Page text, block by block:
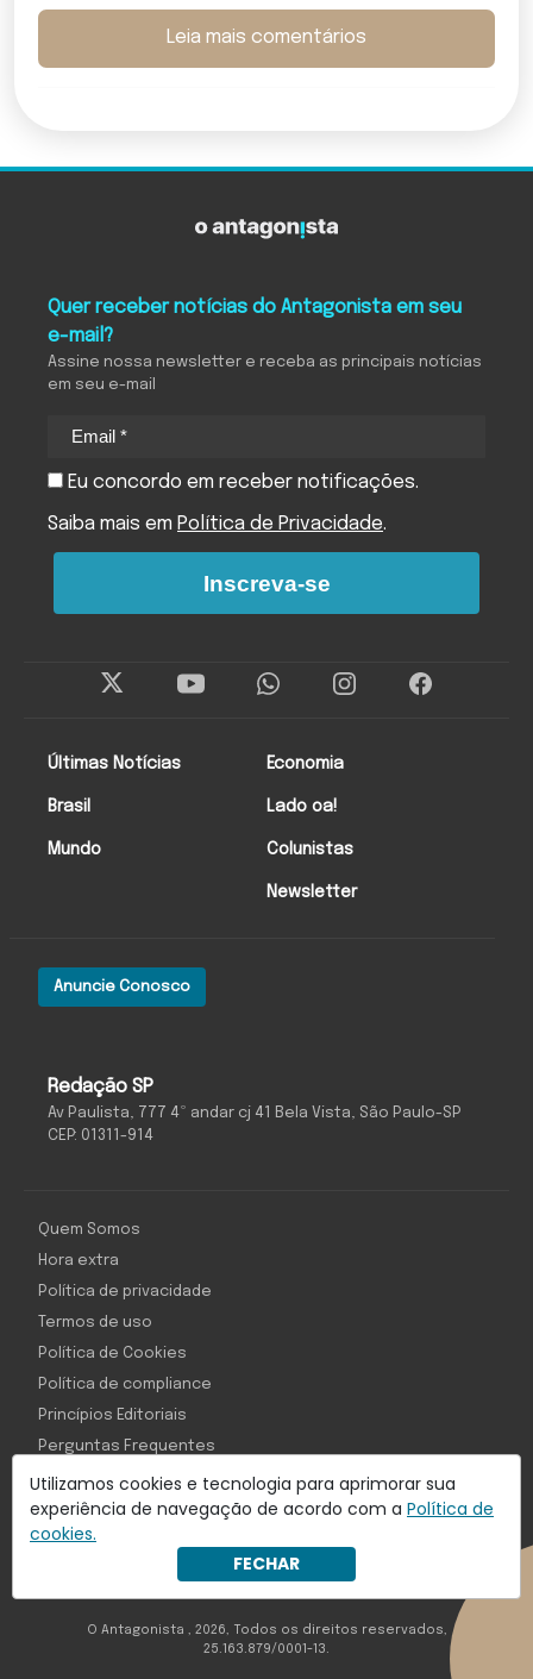
Leia mais comentários
Utilizamos cookies e tecnologia para aprimorar sua
experiência de navegação de acordo com a Política de
cookies.
FECHAR
Redação SP
Av Paulista, 777 4º andar cj 41 Bela Vista, São Paulo-SP
CEP: 01311-914
Anuncie Conosco
Últimas Notícias
Brasil
Mundo
Economia
Lado oa!
Colunistas
Newsletter
Quer receber notícias do Antagonista em seu
e-mail?
Assine nossa newsletter e receba as principais notícias
em seu e-mail
Eu concordo em receber notificações.
Saiba mais em Política de Privacidade.
Inscreva-se
Com inteligência e tecnologia:
Object1ve - Marketing Solution
Quem Somos
Hora extra
Política de privacidade
Termos de uso
Política de Cookies
Política de compliance
Princípios Editoriais
Perguntas Frequentes
O Antagonista , 2026, Todos os direitos reservados,
25.163.879/0001-13.